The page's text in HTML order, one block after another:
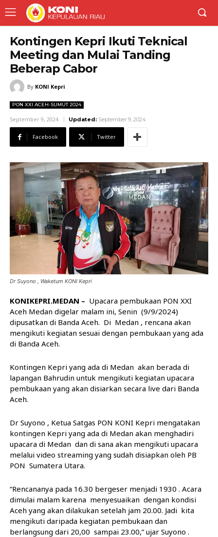
Kontingen Kepri Ikuti Teknical
Meeting dan Mulai Tanding
Beberap Cabor
By KONI Kepri
PON XXI ACEH-SUMUT 2024
September 9, 2024 Updated: September 9, 2024
Facebook Twitter
Dr Suyono , Waketum KONI Kepri
KONIKEPRI.MEDAN – Upacara pembukaan PON XXI
Aceh Medan digelar malam ini, Senin (9/9/2024)
dipusatkan di Banda Aceh. Di Medan , rencana akan
mengikuti kegiatan sesuai dengan pembukaan yang ada
di Banda Aceh.
Kontingen Kepri yang ada di Medan akan berada di
lapangan Bahrudin untuk mengikuti kegiatan upacara
pembukaan yang akan disiarkan secara live dari Banda
Aceh.
Dr Suyono , Ketua Satgas PON KONI Kepri mengatakan
kontingen Kepri yang ada di Medan akan menghadiri
upacara di Medan dan di sana akan mengikuti upacara
melalui video streaming yang sudah disiapkan oleh PB
PON Sumatera Utara.
“Rencananya pada 16.30 bergeser menjadi 1930 . Acara
dimulai malam karena menyesuaikan dengan kondisi
Aceh yang akan dilakukan setelah jam 20.00. Jadi kita
mengikuti daripada kegiatan pembukaan dan
berlangsung dari 20,00 sampai 23.00,” ujar Suyono .